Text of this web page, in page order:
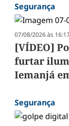
Segurança
07/08/2026 às
[VÍDEO]
furtar
Iemanjá
Segurança